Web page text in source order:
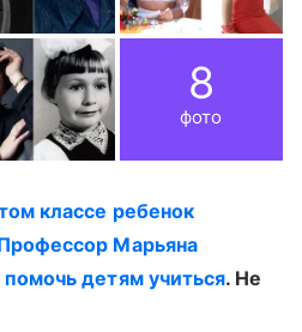
8
фото
классе ребенок
Марьяна
детям учиться. Не